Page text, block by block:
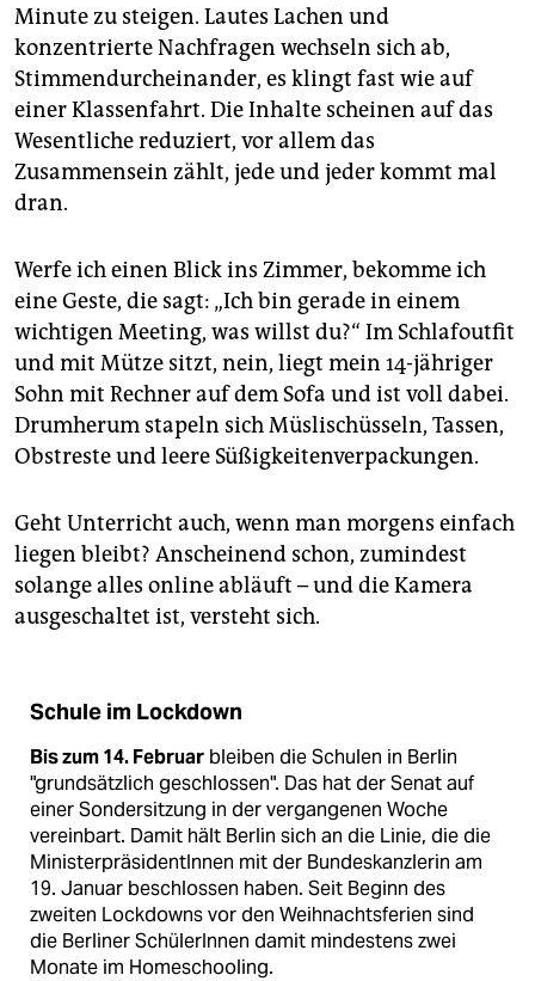
Minute zu steigen. Lautes Lachen und
konzentrierte Nachfragen wechseln sich ab,
Stimmendurcheinander, es klingt fast wie auf
einer Klassenfahrt. Die Inhalte scheinen auf das
Wesentliche reduziert, vor allem das
Zusammensein zählt, jede und jeder kommt mal
dran.
Werfe ich einen Blick ins Zimmer, bekomme ich
eine Geste, die sagt: „Ich bin gerade in einem
wichtigen Meeting, was willst du?“ Im Schlafoutfit
und mit Mütze sitzt, nein, liegt mein 14-jähriger
Sohn mit Rechner auf dem Sofa und ist voll dabei.
Drumherum stapeln sich Müslischüsseln, Tassen,
Obstreste und leere Süßigkeitenverpackungen.
Geht Unterricht auch, wenn man morgens einfach
liegen bleibt? Anscheinend schon, zumindest
solange alles online abläuft – und die Kamera
ausgeschaltet ist, versteht sich.
Schule im Lockdown
Bis zum 14. Februar bleiben die Schulen in Berlin
"grundsätzlich geschlossen". Das hat der Senat auf
einer Sondersitzung in der vergangenen Woche
vereinbart. Damit hält Berlin sich an die Linie, die die
MinisterpräsidentInnen mit der Bundeskanzlerin am
19. Januar beschlossen haben. Seit Beginn des
zweiten Lockdowns vor den Weihnachtsferien sind
die Berliner SchülerInnen damit mindestens zwei
Monate im Homeschooling.